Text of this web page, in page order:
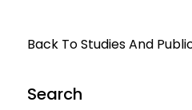
Back To Studies And
Search